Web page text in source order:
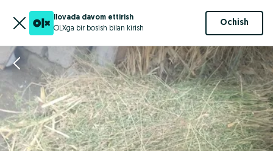
Ilovada davom ettirish
OLXga bir bosish bilan kirish
Ochish